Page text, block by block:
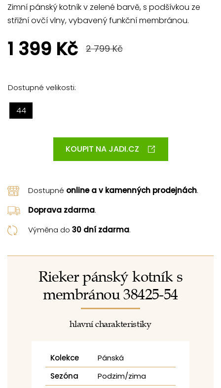
Zimní pánský kotník v zelené barvě, s podšívkou ze
střižní ovčí vlny, vybavený funkční membránou.
1 399 Kč 2 799 Kč
Dostupné velikosti:
44
KOUPIT NA JADI.CZ
Dostupné online a v kamenných prodejnách.
Doprava zdarma.
Výměna do 30 dní zdarma.
Rieker pánský kotník s
membránou 38425-54
hlavní charakteristiky
Kolekce
Pánská
Sezóna
Podzim/zima